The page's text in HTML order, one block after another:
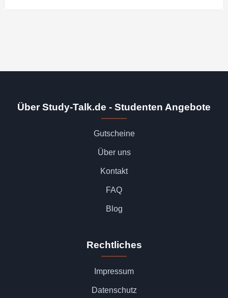
Über Study-Talk.de - Studenten Angebote
Gutscheine
Über uns
Kontakt
FAQ
Blog
Rechtliches
Impressum
Datenschutz